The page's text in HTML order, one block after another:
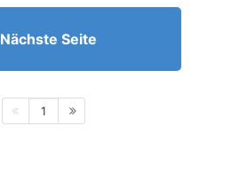
Nächste Seite
1